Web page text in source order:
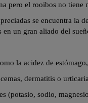
pero el rooibos no tiene
se encuentra la
en un gran aliado del
la acidez de
dermatitis o
(potasio, sodio,